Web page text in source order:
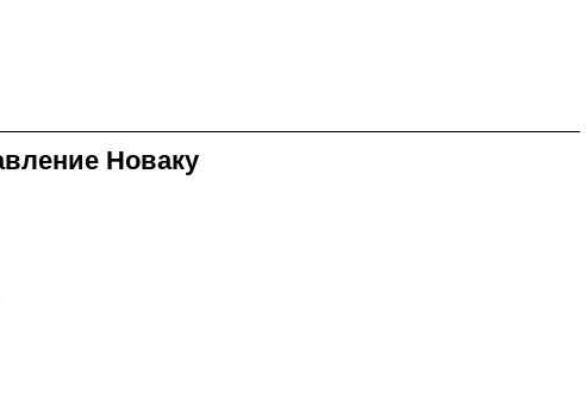
Новаку